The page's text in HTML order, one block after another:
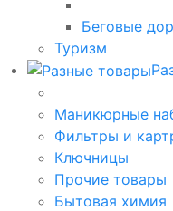
Беговые
Туризм
Маникюрные
Фильтры и
Ключницы
Прочие товары
Бытовая химия